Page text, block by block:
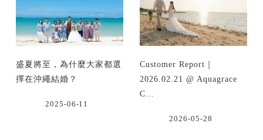
盛夏將至，為什麼大家都選
擇在沖繩結婚？
2025-06-11
Customer Report｜
2026.02.21 @ Aquagrace
C…
2026-05-28